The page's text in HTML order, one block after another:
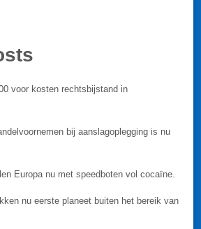
voor kosten rechtsbijstand in
bij aanslagoplegging is nu
Europa nu met speedboten vol cocaïne.
nu eerste planeet buiten het bereik van